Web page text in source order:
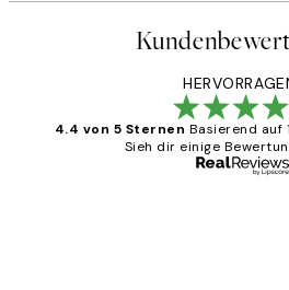
4.4 von 5 Sternen Basierend auf
Sieh dir einige